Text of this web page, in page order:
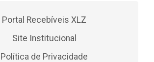
Portal Recebíveis XLZ
Site Institucional
Política de Privacidade